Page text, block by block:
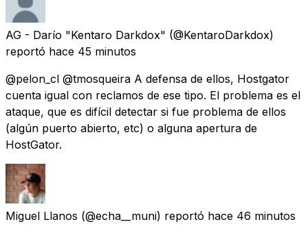
AG - Darío "Kentaro Darkdox" (@KentaroDarkdox)
reportó hace 45 minutos
@pelon_cl @tmosqueira A defensa de ellos, Hostgator
cuenta igual con reclamos de ese tipo. El problema es el
ataque, que es difícil detectar si fue problema de ellos
(algún puerto abierto, etc) o alguna apertura de
HostGator.
Miguel Llanos (@echa__muni) reportó hace 46 minutos